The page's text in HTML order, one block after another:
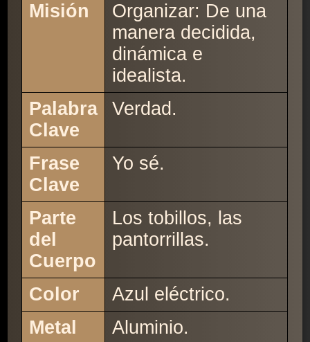
Misión
Organizar: De una
manera decidida,
dinámica e
idealista.
Palabra
Clave
Verdad.
Frase
Clave
Yo sé.
Parte
del
Cuerpo
Los tobillos, las
pantorrillas.
Color
Azul eléctrico.
Metal
Aluminio.